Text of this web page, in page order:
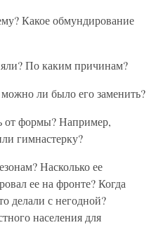
Какое обмундирование
По каким причинам?
ли было его заменить?
от формы? Например,
гимнастерку?
Насколько ее
ее на фронте? Когда
делали с негодной?
населения для